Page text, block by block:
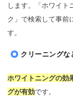
します。「ホワイト
ク」で検索して事前
す。
クリーニング
ホワイトニングの効
グが有効です。